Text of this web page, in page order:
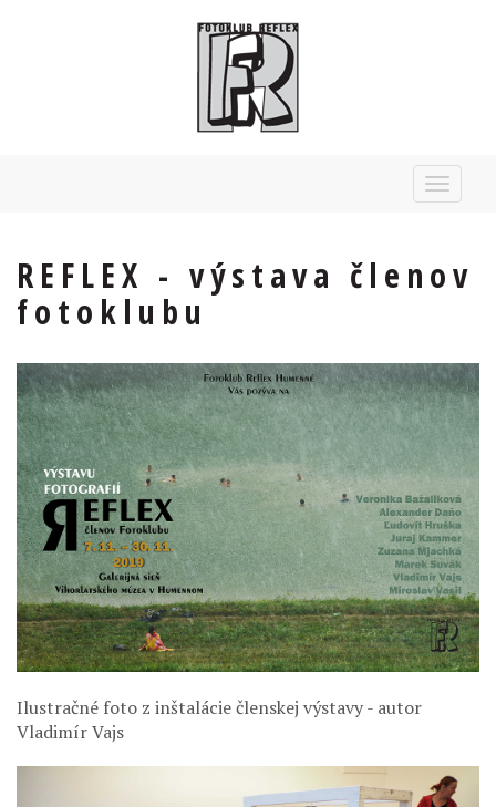
Toggle
REFLEX - výstava členov
fotoklubu
Ilustračné foto z inštalácie členskej výstavy - autor
Vladimír Vajs